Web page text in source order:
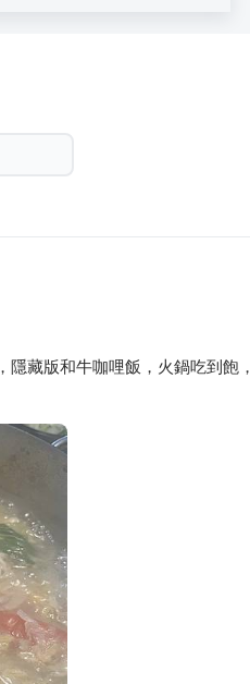
藏版和牛咖哩飯，火鍋吃到飽，